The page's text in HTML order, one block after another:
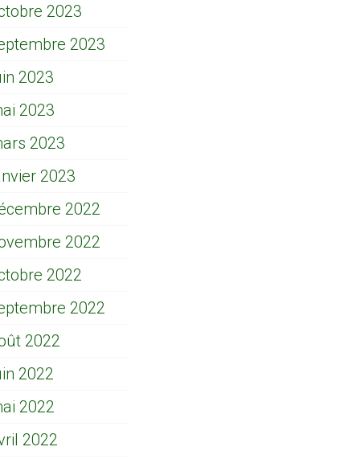
2023
2023
2023
2023
2023
2023
2022
2022
2022
2022
2022
2022
2022
2022